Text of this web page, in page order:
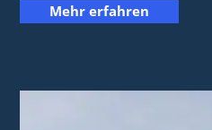
Mehr erfahren